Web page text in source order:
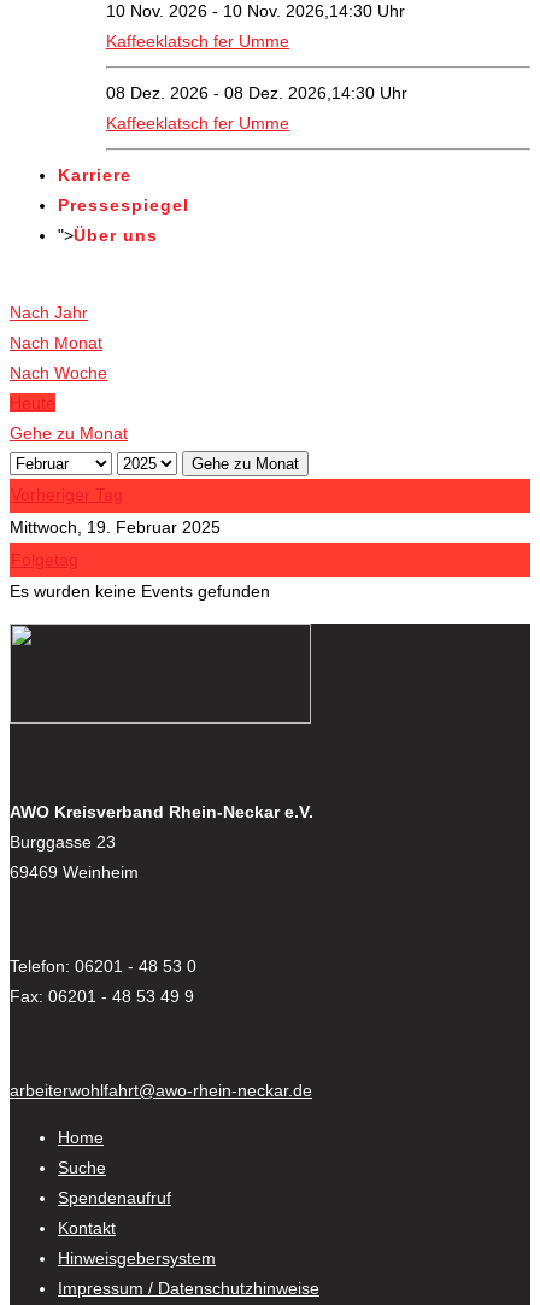
10 Nov. 2026 - 10 Nov. 2026,14:30 Uhr
Kaffeeklatsch fer Umme
08 Dez. 2026 - 08 Dez. 2026,14:30 Uhr
Kaffeeklatsch fer Umme
Karriere
Pressespiegel
">Über uns
Nach Jahr
Nach Monat
Nach Woche
Heute
Gehe zu Monat
Gehe zu Monat
Vorheriger Tag
Mittwoch, 19. Februar 2025
Folgetag
Es wurden keine Events gefunden
AWO Kreisverband Rhein-Neckar e.V.
Burggasse 23
69469 Weinheim
Telefon: 06201 - 48 53 0
Fax: 06201 - 48 53 49 9
arbeiterwohlfahrt@awo-rhein-neckar.de
Home
Suche
Spendenaufruf
Kontakt
Hinweisgebersystem
Impressum / Datenschutzhinweise